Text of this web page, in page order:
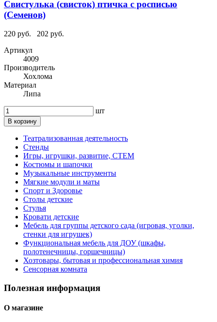
Свистулька (свисток) птичка с росписью
(Семенов)
220 руб.
202 руб.
Артикул
4009
Производитель
Хохлома
Материал
Липа
шт
В корзину
Театрализованная деятельность
Стенды
Игры, игрушки, развитие, СТЕМ
Костюмы и шапочки
Музыкальные инструменты
Мягкие модули и маты
Спорт и Здоровье
Столы детские
Стулья
Кровати детские
Мебель для группы детского сада (игровая, уголки,
стенки для игрушек)
Функциональная мебель для ДОУ (шкафы,
полотенечницы, горшечницы)
Хозтовары, бытовая и профессиональная химия
Сенсорная комната
Полезная информация
О магазине